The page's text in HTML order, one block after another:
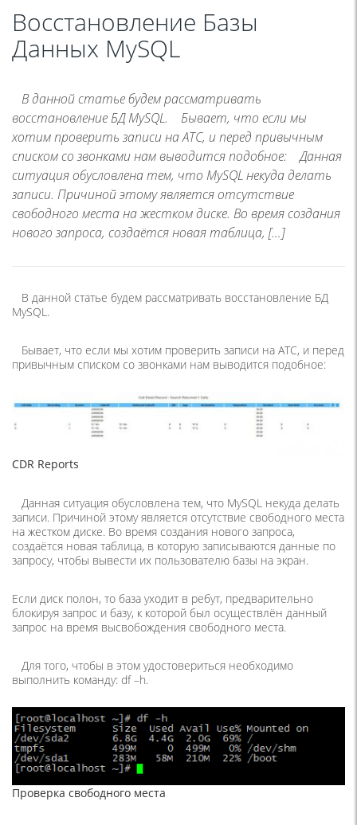
Восстановление Базы
Данных MySQL
В данной статье будем рассматривать
восстановление БД MySQL. Бывает, что если мы
хотим проверить записи на АТС, и перед привычным
списком со звонками нам выводится подобное: Данная
ситуация обусловлена тем, что MySQL некуда делать
записи. Причиной этому является отсутствие
свободного места на жестком диске. Во время создания
нового запроса, создаётся новая таблица, […]
В данной статье будем рассматривать восстановление БД
MySQL.
Бывает, что если мы хотим проверить записи на АТС, и перед
привычным списком со звонками нам выводится подобное:
CDR Reports
Данная ситуация обусловлена тем, что MySQL некуда делать
записи. Причиной этому является отсутствие свободного места
на жестком диске. Во время создания нового запроса,
создаётся новая таблица, в которую записываются данные по
запросу, чтобы вывести их пользователю базы на экран.
Если диск полон, то база уходит в ребут, предварительно
блокируя запрос и базу, к которой был осуществлён данный
запрос на время высвобождения свободного места.
Для того, чтобы в этом удостовериться необходимо
выполнить команду: df –h.
Проверка свободного места